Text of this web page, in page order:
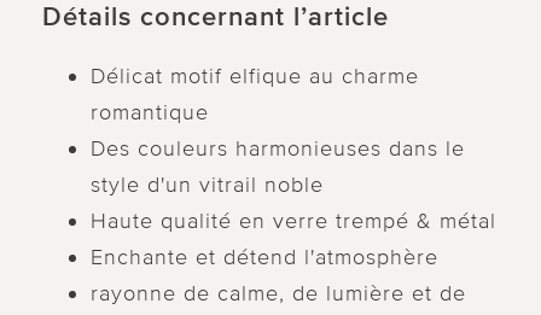
Détails concernant l’article
Délicat motif elfique au charme
romantique
Des couleurs harmonieuses dans le
style d'un vitrail noble
Haute qualité en verre trempé & métal
Enchante et détend l'atmosphère
rayonne de calme, de lumière et de